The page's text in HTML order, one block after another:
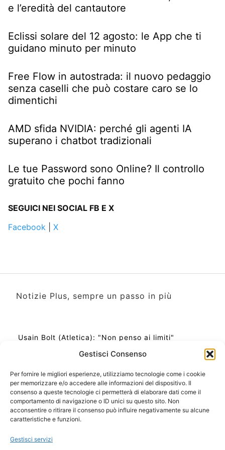
Gestisci Consenso
Per fornire le migliori esperienze, utilizziamo tecnologie come i cookie
per memorizzare e/o accedere alle informazioni del dispositivo. Il
consenso a queste tecnologie ci permetterà di elaborare dati come il
comportamento di navigazione o ID unici su questo sito. Non
acconsentire o ritirare il consenso può influire negativamente su alcune
caratteristiche e funzioni.
Gestisci servizi
e l’eredità del cantautore
Eclissi solare del 12 agosto: le App che ti
guidano minuto per minuto
Free Flow in autostrada: il nuovo pedaggio
senza caselli che può costare caro se lo
dimentichi
AMD sfida NVIDIA: perché gli agenti IA
superano i chatbot tradizionali
Le tue Password sono Online? Il controllo
gratuito che pochi fanno
SEGUICI NEI SOCIAL FB E X
Facebook
X
Notizie Plus, sempre un passo in più
Usain Bolt (Atletica): "Non penso ai limiti"
Ora Esatta in Italia in questo momento
Ti Senti Strano Ultimamente? Potrebbe Essere per
la Risonanza di Schumann
Come Sapere Se Stai Ascendendo alla Quinta